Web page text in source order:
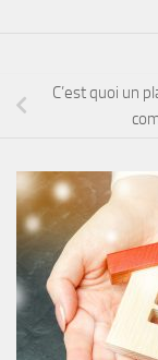
C’est quoi un